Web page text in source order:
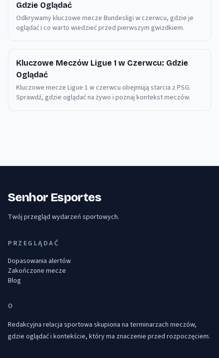
Gdzie Oglądać
Odkrywamy kluczowe mecze Bundesligi w czerwcu, gdzie je
oglądać i co warto wiedzieć przed pierwszym gwizdkiem.
Kluczowe Meczów Ligue 1 w Czerwcu: Gdzie
Oglądać
Kluczowe mecze Ligue 1 w czerwcu obejmują starcia z PSG.
Sprawdź, gdzie oglądać na żywo i poznaj kontekst meczów.
Senhor Esportes
Twój przegląd wydarzeń sportowych.
PRZEGLĄDAĆ
Dopasowania alertów
Zakończone mecze
Blog
O
Redakcyjna relacja sportowa skupiona na terminarzach meczów,
gdzie oglądać i kontekście, który ma znaczenie przed rozpoczęciem.